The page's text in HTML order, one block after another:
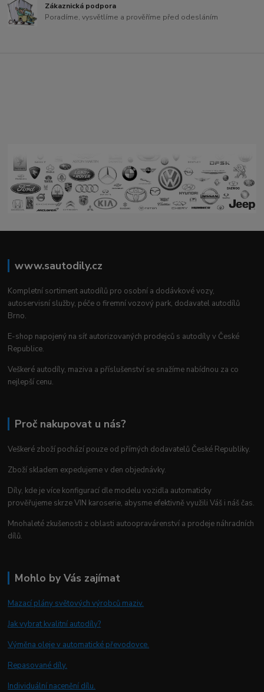
Zákaznická podpora
Poradíme, vysvětlíme a prověříme před odesláním
www.sautodily.cz
Kompletní sortiment autodílů pro osobní a dodávkové vozy,
autoservisní služby, péče o firemní vozový park, dodavatel autodílů
Brno.
E-shop napojený na síť autorizovaných prodejců s autodíly v České
Republice.
Veškeré autodíly, maziva a příslušenství se snažíme nabídnou za co
nejlepší cenu.
Proč nakupovat u nás?
Veškeré zboží pochází pouze od přímých dodavatelů České Republiky.
Zboží skladem expedujeme v den objednávky.
Díly, kde je více konfigurací dle modelu vozidla automaticky
prověřujeme skrze VIN karoserie, abysme efektivně využili Váš i náš čas.
Mnohaleté zkušenosti z oblasti autoopravárenství a prodeje náhradních
dílů.
Mohlo by Vás zajímat
Mazací plány světových výrobců maziv.
Jak vybrat kvalitní autodíly?
Výměna oleje v automatické převodovce.
Repasované díly.
Individuální nacenění dílu.